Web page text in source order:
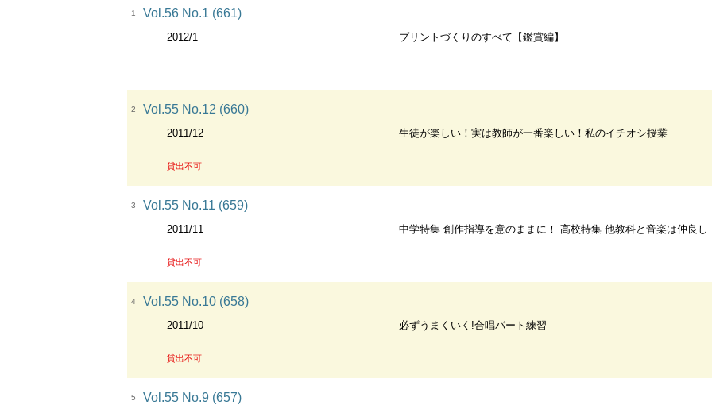
1 Vol.56 No.1 (661)
2012/1 プリントづくりのすべて【鑑賞編】
2 Vol.55 No.12 (660)
2011/12 生徒が楽しい！実は教師が一番楽しい！私のイチオシ授業
貸出不可
3 Vol.55 No.11 (659)
2011/11 中学特集 創作指導を意のままに！ 高校特集 他教科と音楽は仲良し
貸出不可
4 Vol.55 No.10 (658)
2011/10 必ずうまくいく!合唱パート練習
貸出不可
5 Vol.55 No.9 (657)